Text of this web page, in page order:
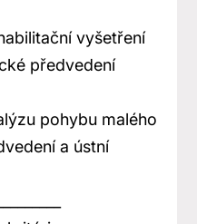
vyšetření
předvedení
pohybu malého
a ústní